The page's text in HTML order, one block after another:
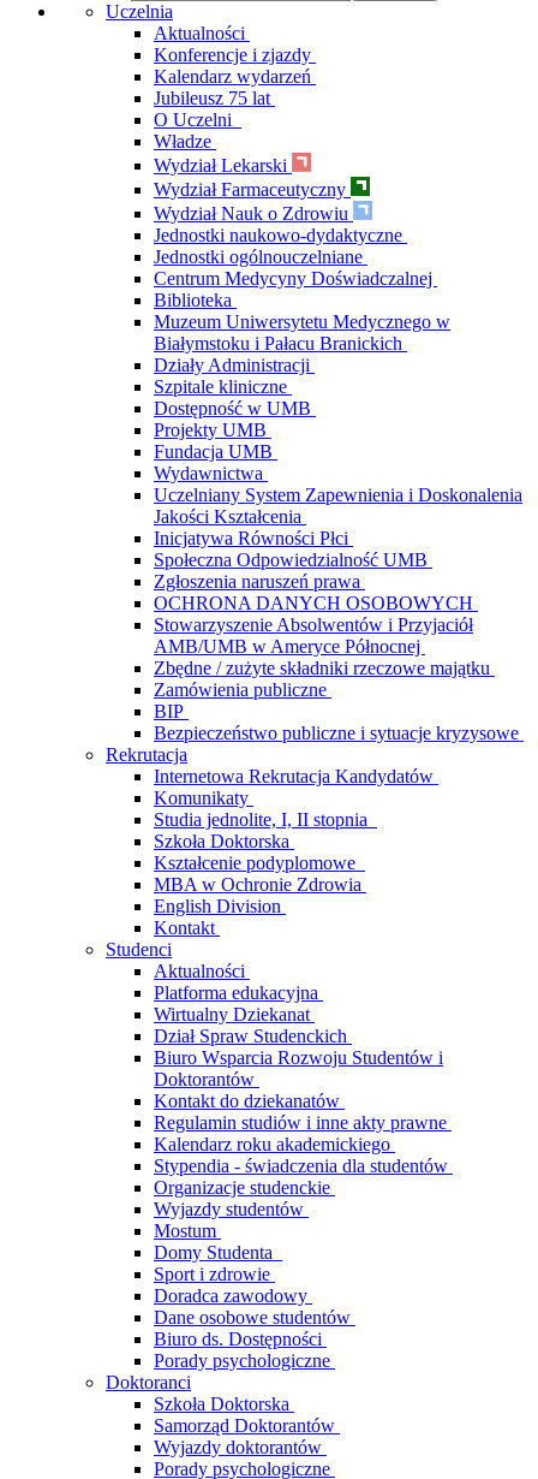
Uczelnia
Aktualności
Konferencje i zjazdy
Kalendarz wydarzeń
Jubileusz 75 lat
O Uczelni
Władze
Wydział Lekarski
Wydział Farmaceutyczny
Wydział Nauk o Zdrowiu
Jednostki naukowo-dydaktyczne
Jednostki ogólnouczelniane
Centrum Medycyny Doświadczalnej
Biblioteka
Muzeum Uniwersytetu Medycznego w
Białymstoku i Pałacu Branickich
Działy Administracji
Szpitale kliniczne
Dostępność w UMB
Projekty UMB
Fundacja UMB
Wydawnictwa
Uczelniany System Zapewnienia i Doskonalenia
Jakości Kształcenia
Inicjatywa Równości Płci
Społeczna Odpowiedzialność UMB
Zgłoszenia naruszeń prawa
OCHRONA DANYCH OSOBOWYCH
Stowarzyszenie Absolwentów i Przyjaciół
AMB/UMB w Ameryce Północnej
Zbędne / zużyte składniki rzeczowe majątku
Zamówienia publiczne
BIP
Bezpieczeństwo publiczne i sytuacje kryzysowe
Rekrutacja
Internetowa Rekrutacja Kandydatów
Komunikaty
Studia jednolite, I, II stopnia
Szkoła Doktorska
Kształcenie podyplomowe
MBA w Ochronie Zdrowia
English Division
Kontakt
Studenci
Aktualności
Platforma edukacyjna
Wirtualny Dziekanat
Dział Spraw Studenckich
Biuro Wsparcia Rozwoju Studentów i
Doktorantów
Kontakt do dziekanatów
Regulamin studiów i inne akty prawne
Kalendarz roku akademickiego
Stypendia - świadczenia dla studentów
Organizacje studenckie
Wyjazdy studentów
Mostum
Domy Studenta
Sport i zdrowie
Doradca zawodowy
Dane osobowe studentów
Biuro ds. Dostępności
Porady psychologiczne
Doktoranci
Szkoła Doktorska
Samorząd Doktorantów
Wyjazdy doktorantów
Porady psychologiczne